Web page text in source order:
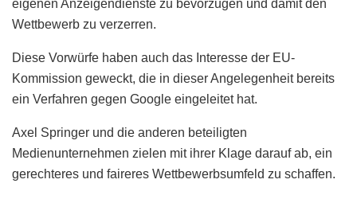
eigenen Anzeigendienste zu bevorzugen und damit den
Wettbewerb zu verzerren.
Diese Vorwürfe haben auch das Interesse der EU-
Kommission geweckt, die in dieser Angelegenheit bereits
ein Verfahren gegen Google eingeleitet hat.
Axel Springer und die anderen beteiligten
Medienunternehmen zielen mit ihrer Klage darauf ab, ein
gerechteres und faireres Wettbewerbsumfeld zu schaffen.